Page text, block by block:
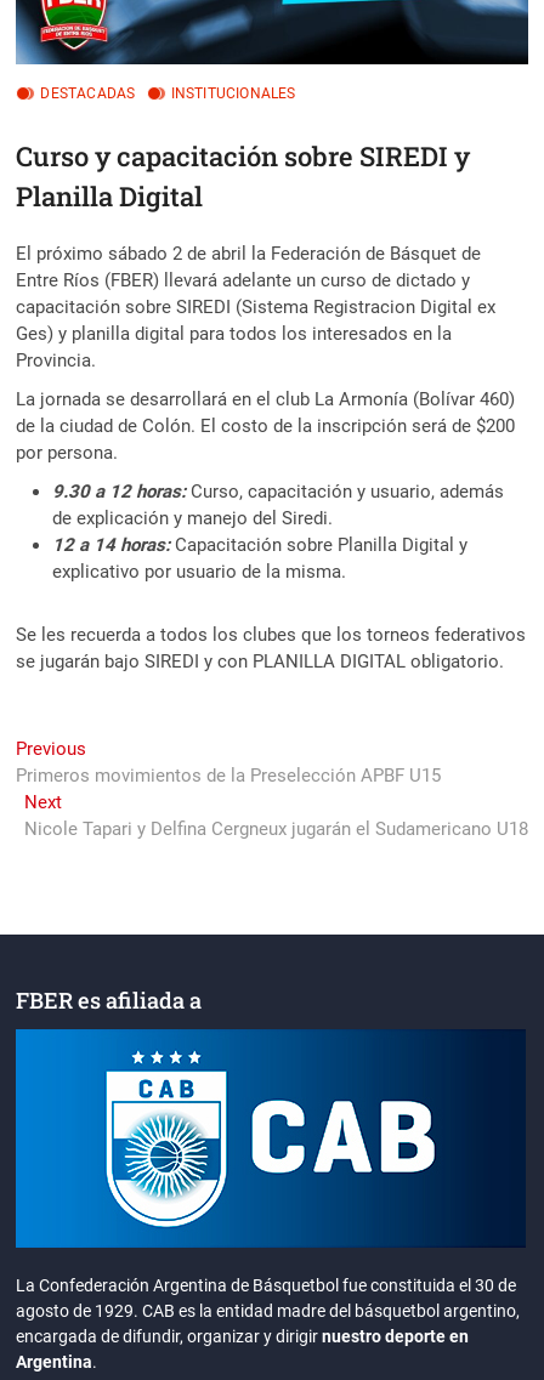
DESTACADAS INSTITUCIONALES
Curso y capacitación sobre SIREDI y
Planilla Digital
El próximo sábado 2 de abril la Federación de Básquet de
Entre Ríos (FBER) llevará adelante un curso de dictado y
capacitación sobre SIREDI (Sistema Registracion Digital ex
Ges) y planilla digital para todos los interesados en la
Provincia.
La jornada se desarrollará en el club La Armonía (Bolívar 460)
de la ciudad de Colón. El costo de la inscripción será de $200
por persona.
9.30 a 12 horas:Curso, capacitación y usuario, además
de explicación y manejo del Siredi.
12 a 14 horas:Capacitación sobre Planilla Digital y
explicativo por usuario de la misma.
Se les recuerda a todos los clubes que los torneos federativos
se jugarán bajo SIREDI y con PLANILLA DIGITAL obligatorio.
Navegación
de
entradas
Previous
post:
Primeros movimientos de la Preselección APBF U15
NextNext
post:
Nicole Tapari y Delfina Cergneux jugarán el Sudamericano U18
FBER es afiliada a
La Confederación Argentina de Básquetbol fue constituida el 30 de
agosto de 1929. CAB es la entidad madre del básquetbol argentino,
encargada de difundir, organizar y dirigirnuestro deporte en
Argentina.